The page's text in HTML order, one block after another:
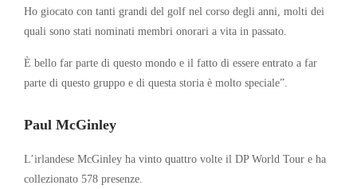
Ho giocato con tanti grandi del golf nel corso degli anni, molti dei
quali sono stati nominati membri onorari a vita in passato.
È bello far parte di questo mondo e il fatto di essere entrato a far
parte di questo gruppo e di questa storia è molto speciale”.
Paul McGinley
L’irlandese McGinley ha vinto quattro volte il DP World Tour e ha
collezionato 578 presenze.